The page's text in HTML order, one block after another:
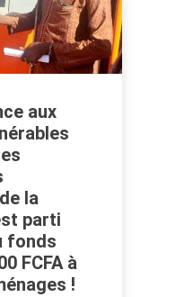
aux
la
parti
fonds
FCFA à
!